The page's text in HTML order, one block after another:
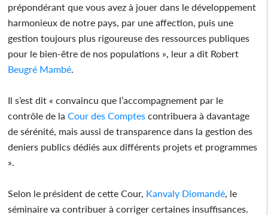
prépondérant que vous avez à jouer dans le développement
harmonieux de notre pays, par une affection, puis une
gestion toujours plus rigoureuse des ressources publiques
pour le bien-être de nos populations », leur a dit Robert
Beugré Mambé
Il s’est dit « convaincu que l’accompagnement par le
contrôle de laCour des Comptes contribuera à davantage
de sérénité, mais aussi de transparence dans la gestion des
deniers publics dédiés aux différents projets et programmes
».
Selon le président de cette Cour, Kanvaly Diomandé , le
séminaire va contribuer à corriger certaines insuffisances.